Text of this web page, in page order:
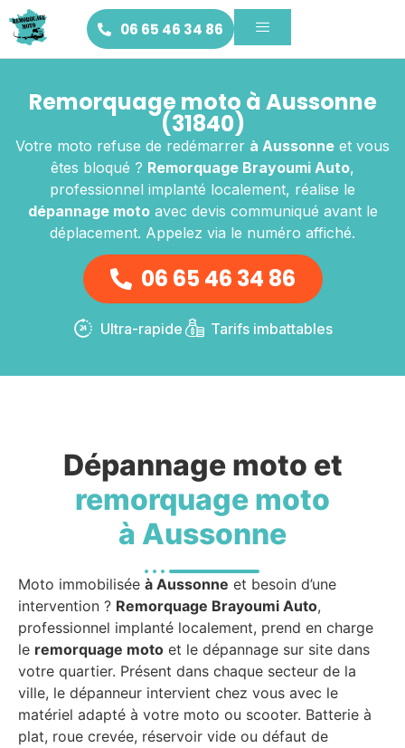
06 65 46 34 86
Remorquage moto à Aussonne
(31840)
Votre moto refuse de redémarrer à Aussonne et vous
êtes bloqué ? Remorquage Brayoumi Auto,
professionnel implanté localement, réalise le
dépannage motoavec devis communiqué avant le
déplacement. Appelez via le numéro affiché.
06 65 46 34 86
Ultra-rapide Tarifs imbattables
Dépannage moto et
remorquage moto
à Aussonne
Moto immobilisée à Aussonne et besoin d’une
intervention ? Remorquage Brayoumi Auto,
professionnel implanté localement, prend en charge
le remorquage moto et le dépannage sur site dans
votre quartier. Présent dans chaque secteur de la
ville, le dépanneur intervient chez vous avec le
matériel adapté à votre moto ou scooter. Batterie à
plat, roue crevée, réservoir vide ou défaut de